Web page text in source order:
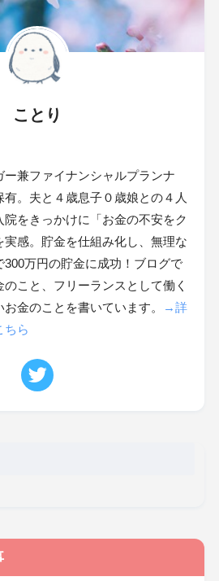
ことり
ー兼ファイナンシャルプランナ
。夫と４歳息子０歳娘との４人
をきっかけに「お金の不安をク
実感。貯金を仕組み化し、無理な
万円の貯金に成功！ブログで
こと、フリーランスとして働く
金のことを書いています。
→詳
ちら